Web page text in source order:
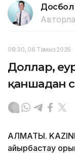
Досбол
08:30, 06 Тамыз 2026
Доллар,
қаншадан
АЛМАТЫ.
айырбастау